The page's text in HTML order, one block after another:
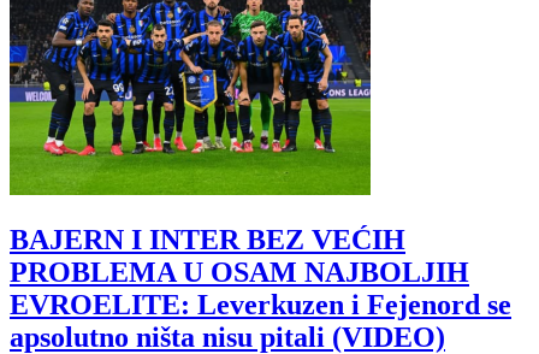
BAJERN I INTER BEZ VEĆIH
PROBLEMA U OSAM NAJBOLJIH
EVROELITE: Leverkuzen i Fejenord se
apsolutno ništa nisu pitali (VIDEO)